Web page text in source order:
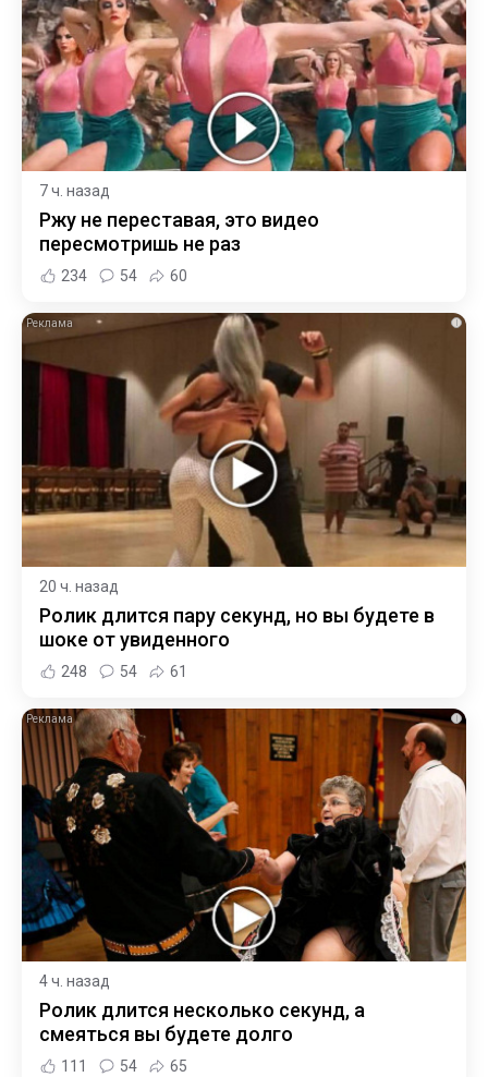
7 ч. назад
Ржу не переставая, это видео
пересмотришь не раз
234 54 60
i
20 ч. назад
Ролик длится пару секунд, но вы будете в
шоке от увиденного
248 54 61
i
4 ч. назад
Ролик длится несколько секунд, а
смеяться вы будете долго
111 54 65